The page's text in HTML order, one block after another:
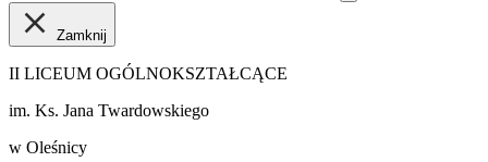
Zamknij
II LICEUM OGÓLNOKSZTAŁCĄCE
im. Ks. Jana Twardowskiego
w Oleśnicy